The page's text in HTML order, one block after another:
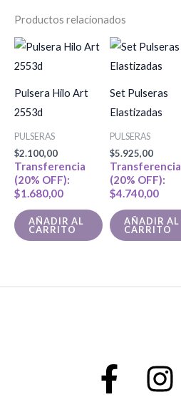
Productos relacionados
Pulsera Hilo Art
2553d
PULSERAS
$2.100,00
Transferencia
(20% OFF):
$1.680,00
AÑADIR AL
CARRITO
Set Pulseras
Elastizadas
PULSERAS
$5.925,00
Transferencia
(20% OFF):
$4.740,00
AÑADIR AL
CARRITO